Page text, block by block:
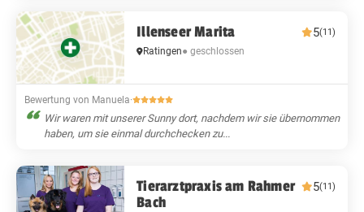
Illenseer Marita 5(11)
Ratingen● geschlossen
Bewertung von Manuela·
Wir waren mit unserer Sunny dort, nachdem wir sie übernommen
haben, um sie einmal durchchecken zu...
Tierarztpraxis am Rahmer
Bach
5(11)